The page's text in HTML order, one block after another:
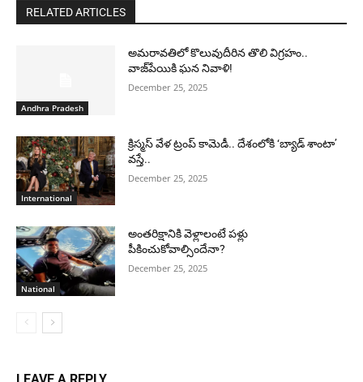
RELATED ARTICLES
Andhra Pradesh
అమరావతిలో కొలువుదీరిన తొలి విగ్రహం..
వాజ్‌పేయికి ఘన నివాళి!
December 25, 2025
International
క్రిస్మస్ వేళ ట్రంప్ కామెడీ.. దేశంలోకి ‘బ్యాడ్ శాంటా’
వస్తే..
December 25, 2025
National
అంతరిక్షానికి వెళ్లాలంటే పళ్లు
పీకించుకోవాల్సిందేనా?
December 25, 2025